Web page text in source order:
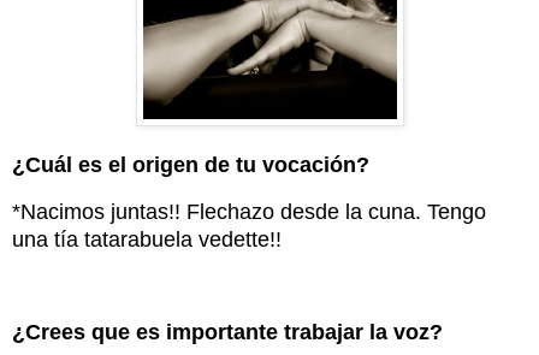
¿Cuál es el origen de tu vocación?
*Nacimos juntas!! Flechazo desde la cuna. Tengo
una tía tatarabuela vedette!!
¿Crees que es importante trabajar la voz?